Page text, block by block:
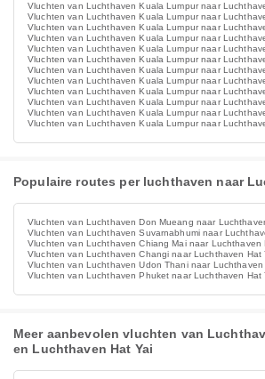
Vluchten van Luchthaven Kuala Lumpur naar
Vluchten van Luchthaven Kuala Lumpur naar
Vluchten van Luchthaven Kuala Lumpur naar
Vluchten van Luchthaven Kuala Lumpur naar
Vluchten van Luchthaven Kuala Lumpur naar
Vluchten van Luchthaven Kuala Lumpur naar
Vluchten van Luchthaven Kuala Lumpur naar
Vluchten van Luchthaven Kuala Lumpur naar
Vluchten van Luchthaven Kuala Lumpur naar
Vluchten van Luchthaven Kuala Lumpur naar
Vluchten van Luchthaven Kuala Lumpur naar
Vluchten van Luchthaven Kuala Lumpur naar
Populaire routes per luchthaven naar
Vluchten van Luchthaven Don Mueang naar
Vluchten van Luchthaven Suvarnabhumi naar
Vluchten van Luchthaven Chiang Mai naar Luchthaven
Vluchten van Luchthaven Changi naar Luchthaven Hat
Vluchten van Luchthaven Udon Thani naar Luchthaven
Vluchten van Luchthaven Phuket naar Luchthaven Hat
Meer aanbevolen vluchten van
en Luchthaven Hat Yai